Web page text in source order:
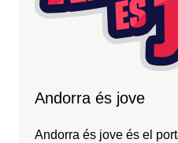
Andorra és jove
Andorra és jove és el